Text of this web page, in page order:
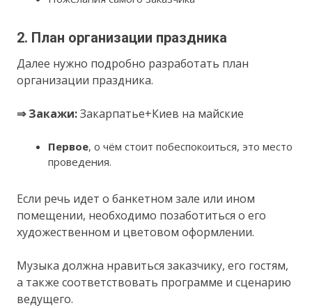
2. План организации праздника
Далее нужно подробно разработать план
организации праздника.
⇒ Закажи:Закарпатье+Киев на майские
Первое, о чём стоит побеспокоиться, это место
проведения.
Если речь идет о банкетном зале или ином
помещении, необходимо позаботиться о его
художественном и цветовом оформлении.
Музыка должна нравиться заказчику, его гостям,
а также соответствовать программе и сценарию
ведущего.